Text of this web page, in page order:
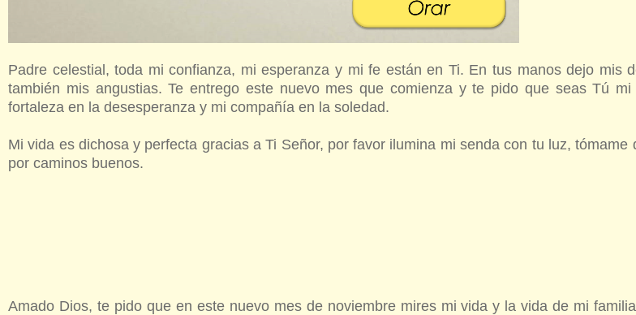
Padre celestial, toda mi confianza, mi esperanza y mi fe están en Ti. En tus manos dejo mis
también mis angustias. Te entrego este nuevo mes que comienza y te pido que seas Tú
fortaleza en la desesperanza y mi compañía en la soledad.
Mi vida es dichosa y perfecta gracias a Ti Señor, por favor ilumina mi senda con tu luz,
por caminos buenos.
Amado Dios, te pido que en este nuevo mes de noviembre mires mi vida y la vida de mi